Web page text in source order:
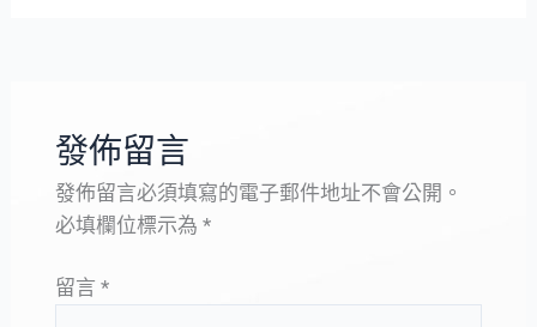
發佈留言
發佈留言必須填寫的電子郵件地址不會公開。
必填欄位標示為 *
留言 *